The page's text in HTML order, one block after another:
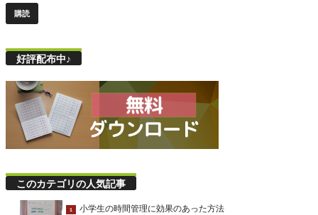
好評配布中♪
このカテゴリの人気記事
1 小学生の時間管理に効果のあった方法